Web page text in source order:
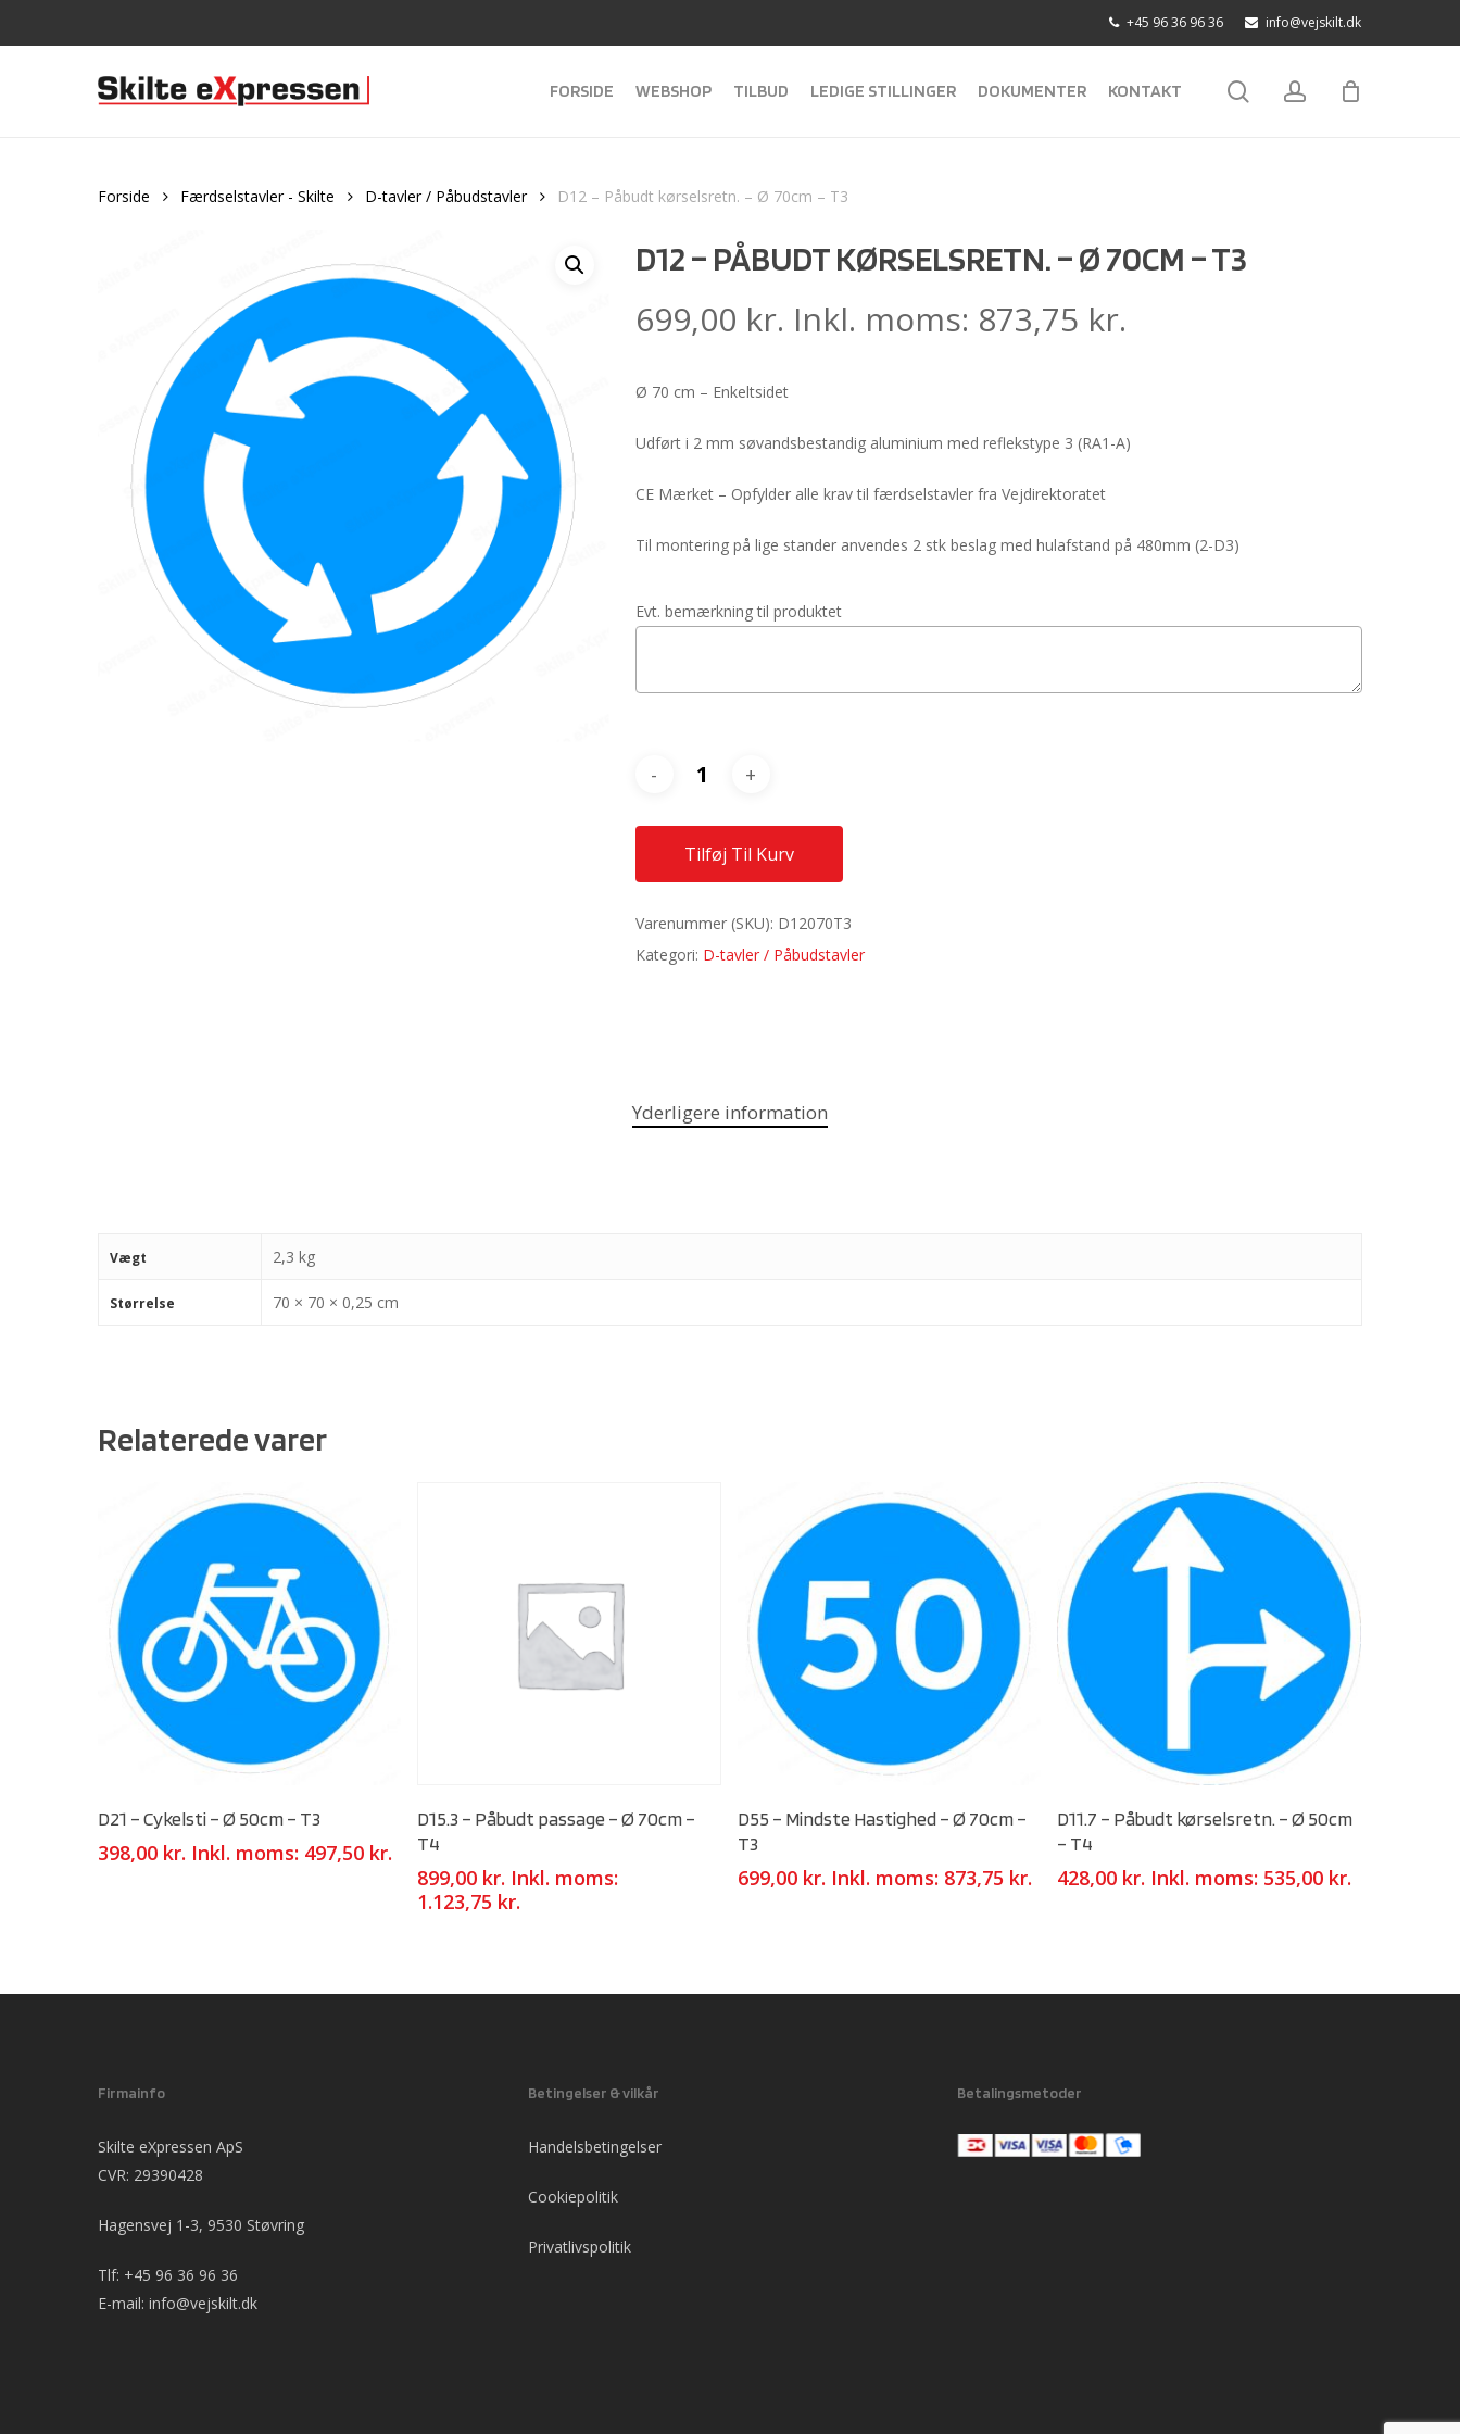
to
+45 96 36 96 36 info@vejskilt.dk
Hit enter to search or ESC to close
FORSIDE WEBSHOP TILBUD LEDIGE STILLINGER DOKUMENTER KONTAKT searchaccount
Forside Færdselstavler - Skilte D-tavler / Påbudstavler D12 – Påbudt kørselsretn. – Ø 70cm – T3
D12 – PÅBUDT KØRSELSRETN. – Ø 70CM – T3
699,00 kr. Inkl. moms: 873,75 kr.
Ø 70 cm – Enkeltsidet
Udført i 2 mm søvandsbestandig aluminium med reflekstype 3 (RA1-A)
CE Mærket – Opfylder alle krav til færdselstavler fra Vejdirektoratet
Til montering på lige stander anvendes 2 stk beslag med hulafstand på 480mm (2-D3)
Evt. bemærkning til produktet
Tilføj Til Kurv
Varenummer (SKU): D12070T3
Kategori: D-tavler / Påbudstavler
Yderligere information
Vægt 2,3 kg
Størrelse 70 × 70 × 0,25 cm
Relaterede varer
D21 – Cykelsti – Ø 50cm – T3
398,00 kr. Inkl. moms: 497,50 kr.
D15.3 – Påbudt passage – Ø 70cm –
T4
899,00 kr. Inkl. moms:
1.123,75 kr.
D55 – Mindste Hastighed – Ø 70cm –
T3
699,00 kr. Inkl. moms: 873,75 kr.
D11.7 – Påbudt kørselsretn. – Ø 50cm
– T4
428,00 kr. Inkl. moms: 535,00 kr.
Firmainfo
Skilte eXpressen ApS
CVR: 29390428
Hagensvej 1-3, 9530 Støvring
Tlf: +45 96 36 96 36
E-mail: info@vejskilt.dk
Betingelser & vilkår
Handelsbetingelser
Cookiepolitik
Privatlivspolitik
Betalingsmetoder